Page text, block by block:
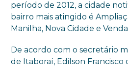
período de 2012, a cidade
bairro mais atingido é
Manilha, Nova Cidade e
De acordo com o secretário
de Itaboraí, Edilson Francisco